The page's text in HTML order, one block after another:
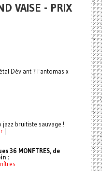
VAISE - PRIX
Déviant ? Fantomas x
bruitiste sauvage !!
|
36 MONFTRES, de
: